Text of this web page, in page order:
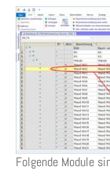
Folgende Module